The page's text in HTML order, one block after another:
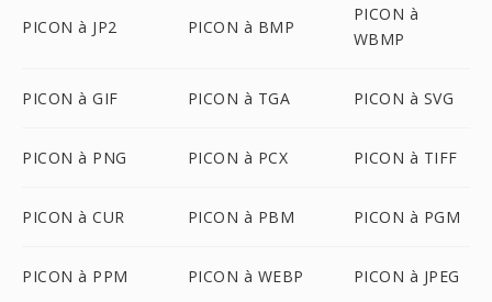
PICON à JP2 PICON à BMP
PICON à
WBMP
PICON à GIF PICON à TGA PICON à SVG
PICON à PNG PICON à PCX PICON à TIFF
PICON à CUR PICON à PBM PICON à PGM
PICON à PPM PICON à WEBP PICON à JPEG